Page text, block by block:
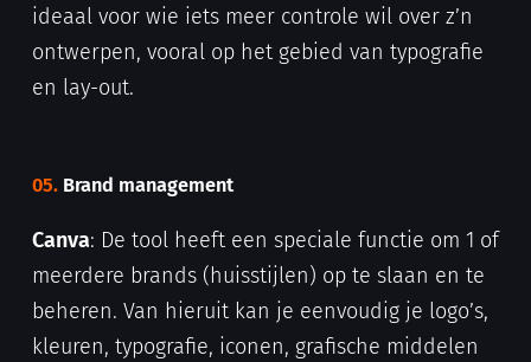
ideaal voor wie iets meer controle wil over z’n
ontwerpen, vooral op het gebied van typografie
en lay-out.
05. Brand management
Canva: De tool heeft een speciale functie om 1 of
meerdere brands (huisstijlen) op te slaan en te
beheren. Van hieruit kan je eenvoudig je logo’s,
kleuren, typografie, iconen, grafische middelen